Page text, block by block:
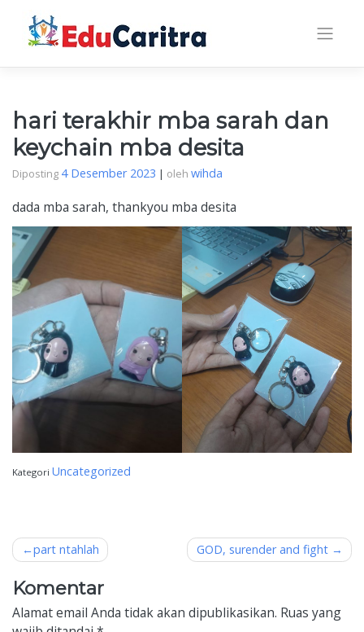
content
hari terakhir mba sarah dan
keychain mba desita
Diposting 4 Desember 2023 | oleh wihda
dada mba sarah, thankyou mba desita
Kategori Uncategorized
Navigasi
part ntahlah GOD, surender and fight
Komentar
Alamat email Anda tidak akan dipublikasikan. Ruas yang